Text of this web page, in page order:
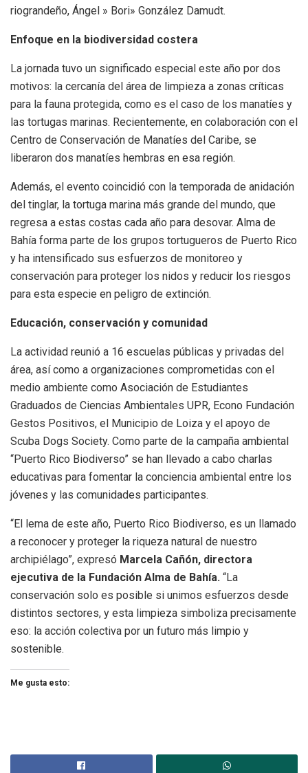
riograndeño, Ángel » Bori» González Damudt.
Enfoque en la biodiversidad costera
La jornada tuvo un significado especial este año por dos
motivos: la cercanía del área de limpieza a zonas críticas
para la fauna protegida, como es el caso de los manatíes y
las tortugas marinas. Recientemente, en colaboración con el
Centro de Conservación de Manatíes del Caribe, se
liberaron dos manatíes hembras en esa región.
Además, el evento coincidió con la temporada de anidación
del tinglar, la tortuga marina más grande del mundo, que
regresa a estas costas cada año para desovar. Alma de
Bahía forma parte de los grupos tortugueros de Puerto Rico
y ha intensificado sus esfuerzos de monitoreo y
conservación para proteger los nidos y reducir los riesgos
para esta especie en peligro de extinción.
Educación, conservación y comunidad
La actividad reunió a 16 escuelas públicas y privadas del
área, así como a organizaciones comprometidas con el
medio ambiente como Asociación de Estudiantes
Graduados de Ciencias Ambientales UPR, Econo Fundación
Gestos Positivos, el Municipio de Loiza y el apoyo de
Scuba Dogs Society. Como parte de la campaña ambiental
“Puerto Rico Biodiverso” se han llevado a cabo charlas
educativas para fomentar la conciencia ambiental entre los
jóvenes y las comunidades participantes.
“El lema de este año, Puerto Rico Biodiverso, es un llamado
a reconocer y proteger la riqueza natural de nuestro
archipiélago”, expresó Marcela Cañón, directora
ejecutiva de la Fundación Alma de Bahía. “La
conservación solo es posible si unimos esfuerzos desde
distintos sectores, y esta limpieza simboliza precisamente
eso: la acción colectiva por un futuro más limpio y
sostenible.
Me gusta esto: